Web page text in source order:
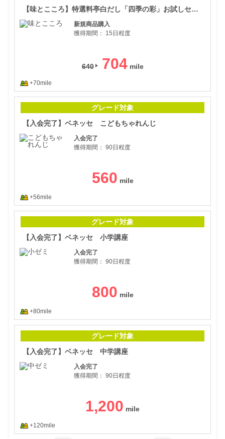
【味とこころ】特選料亭白だし「四季の彩」お試しセット
新規商品購入
獲得期間：
15日程度
640 704
+70mile
グレード対象
【入会完了】ベネッセ こどもちゃれんじ
入会完了
獲得期間： 90日程度
560
+56mile
グレード対象
【入会完了】ベネッセ 小学講座
入会完了
獲得期間： 90日程度
800
+80mile
グレード対象
【入会完了】ベネッセ 中学講座
入会完了
獲得期間： 90日程度
1,200
+120mile